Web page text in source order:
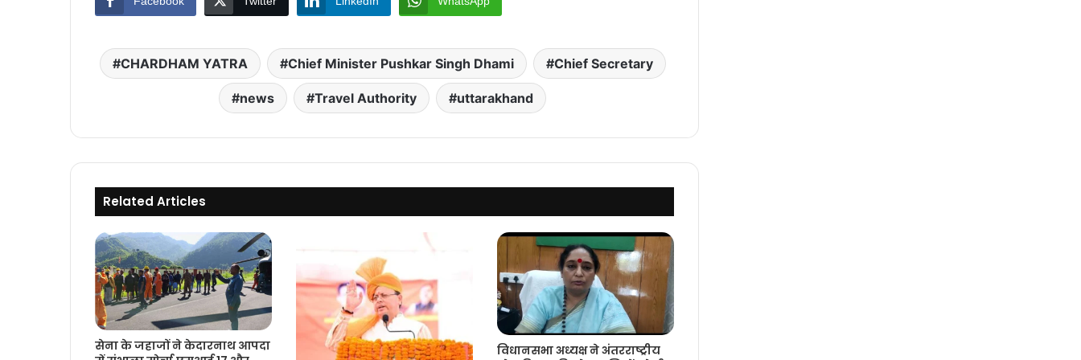
CHARDHAM YATRA Chief Minister Pushkar Singh Dhami Chief Secretary
news Travel Authority uttarakhand
Related Articles
सेना के जहाजों ने केदारनाथ आपदा
विधानसभा अध्यक्ष ने अंतरराष्ट्रीय